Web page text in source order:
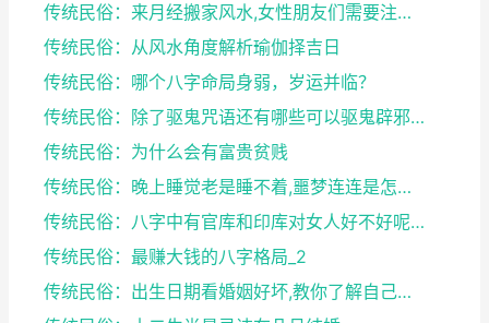
传统民俗：来月经搬家风水,女性朋友们需要注意了
传统民俗：从风水角度解析瑜伽择吉日
传统民俗：哪个八字命局身弱，岁运并临？
传统民俗：除了驱鬼咒语还有哪些可以驱鬼辟邪的方法？...
传统民俗：为什么会有富贵贫贱
传统民俗：晚上睡觉老是睡不着,噩梦连连是怎么回事
传统民俗：八字中有官库和印库对女人好不好呢？赶快收...
传统民俗：最赚大钱的八字格局_2
传统民俗：出生日期看婚姻好坏,教你了解自己未来的婚...